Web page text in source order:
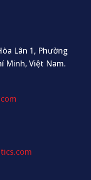
Lân 1, Phường
Minh, Việt Nam.